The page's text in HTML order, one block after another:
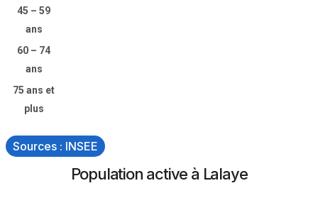
45 – 59
ans
60 – 74
ans
75 ans et
plus
Sources : INSEE
Population active à Lalaye